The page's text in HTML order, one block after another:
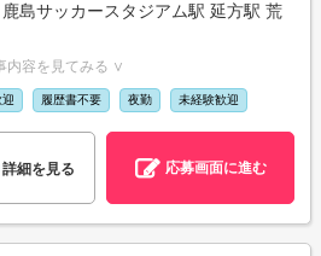
島サッカースタジアム駅 延方駅 荒
内容を見てみる ∨
履歴書不要 夜勤 未経験歓迎
詳細を見る 応募画面に進む